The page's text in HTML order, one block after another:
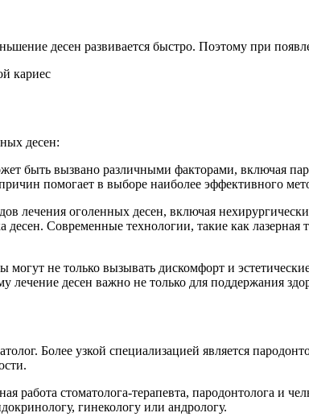
десен развивается быстро. Поэтому при
десен:
быть вызвано различными факторами, включая
помогает в выборе наиболее эффективного
лечения оголенных десен, включая
десен. Современные технологии, такие как
могут не только вызывать дискомфорт и
лечение десен важно не только для поддержания
Более узкой специализацией является
работа стоматолога-терапевта, пародонтолога и
гинекологу или андрологу.